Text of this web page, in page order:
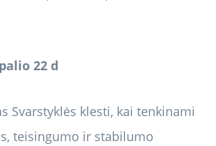
22 d
Svarstyklės klesti, kai tenkinami
teisingumo ir stabilumo